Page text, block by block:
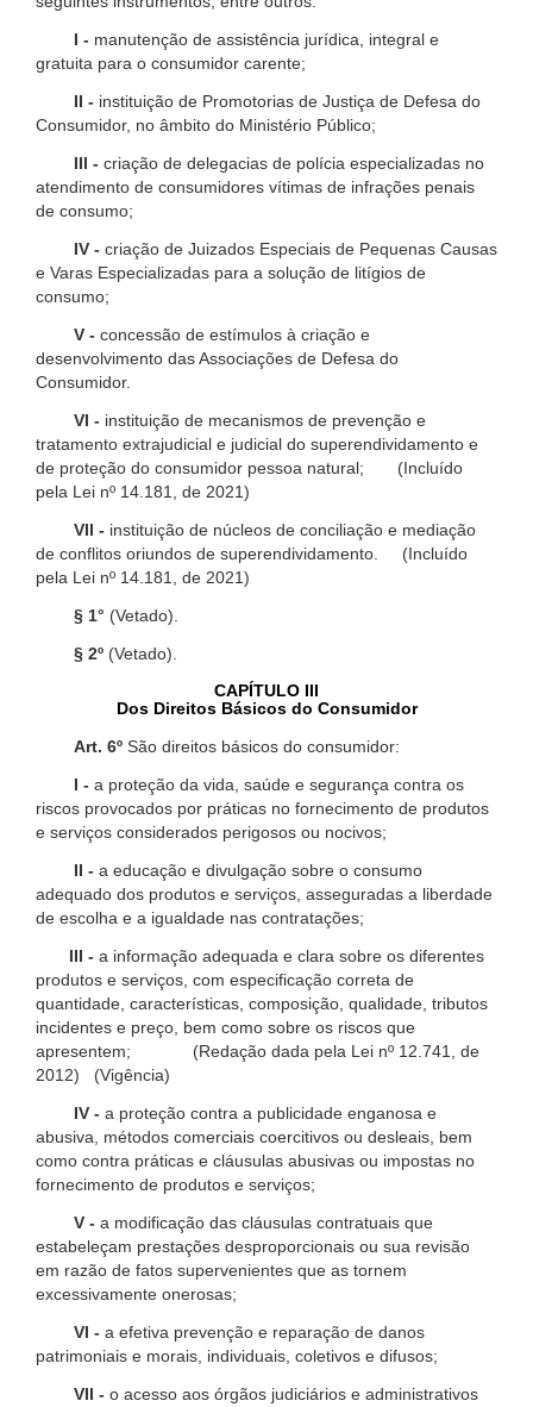
I - manutenção de assistência jurídica, integral e
gratuita para o consumidor carente;
II - instituição de Promotorias de Justiça de Defesa do
Consumidor, no âmbito do Ministério Público;
III - criação de delegacias de polícia especializadas no
atendimento de consumidores vítimas de infrações penais
de consumo;
IV - criação de Juizados Especiais de Pequenas Causas
e Varas Especializadas para a solução de litígios de
consumo;
V - concessão de estímulos à criação e
desenvolvimento das Associações de Defesa do
Consumidor.
VI - instituição de mecanismos de prevenção e
tratamento extrajudicial e judicial do superendividamento e
de proteção do consumidor pessoa natural; (Incluído
pela Lei nº 14.181, de 2021)
VII - instituição de núcleos de conciliação e mediação
de conflitos oriundos de superendividamento. (Incluído
pela Lei nº 14.181, de 2021)
§ 1° (Vetado).
§ 2º (Vetado).
CAPÍTULO III
Dos Direitos Básicos do Consumidor
Art. 6º São direitos básicos do consumidor:
I - a proteção da vida, saúde e segurança contra os
riscos provocados por práticas no fornecimento de produtos
e serviços considerados perigosos ou nocivos;
II - a educação e divulgação sobre o consumo
adequado dos produtos e serviços, asseguradas a liberdade
de escolha e a igualdade nas contratações;
III - a informação adequada e clara sobre os diferentes
produtos e serviços, com especificação correta de
quantidade, características, composição, qualidade, tributos
incidentes e preço, bem como sobre os riscos que
apresentem; (Redação dada pela Lei nº 12.741, de
2012) (Vigência)
IV - a proteção contra a publicidade enganosa e
abusiva, métodos comerciais coercitivos ou desleais, bem
como contra práticas e cláusulas abusivas ou impostas no
fornecimento de produtos e serviços;
V - a modificação das cláusulas contratuais que
estabeleçam prestações desproporcionais ou sua revisão
em razão de fatos supervenientes que as tornem
excessivamente onerosas;
VI - a efetiva prevenção e reparação de danos
patrimoniais e morais, individuais, coletivos e difusos;
VII - o acesso aos órgãos judiciários e administrativos